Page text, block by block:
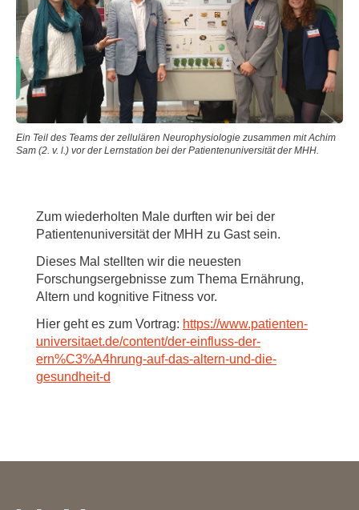
Ein Teil des Teams der zellulären Neurophysiologie zusammen mit Achim
Sam (2. v. l.) vor der Lernstation bei der Patientenuniversität der MHH.
Zum wiederholten Male durften wir bei der
Patientenuniversität der MHH zu Gast sein.
Dieses Mal stellten wir die neuesten
Forschungsergebnisse zum Thema Ernährung,
Altern und kognitive Fitness vor.
Hier geht es zum Vortrag: https://www.patienten-
universitaet.de/content/der-einfluss-der-
ern%C3%A4hrung-auf-das-altern-und-die-
gesundheit-d